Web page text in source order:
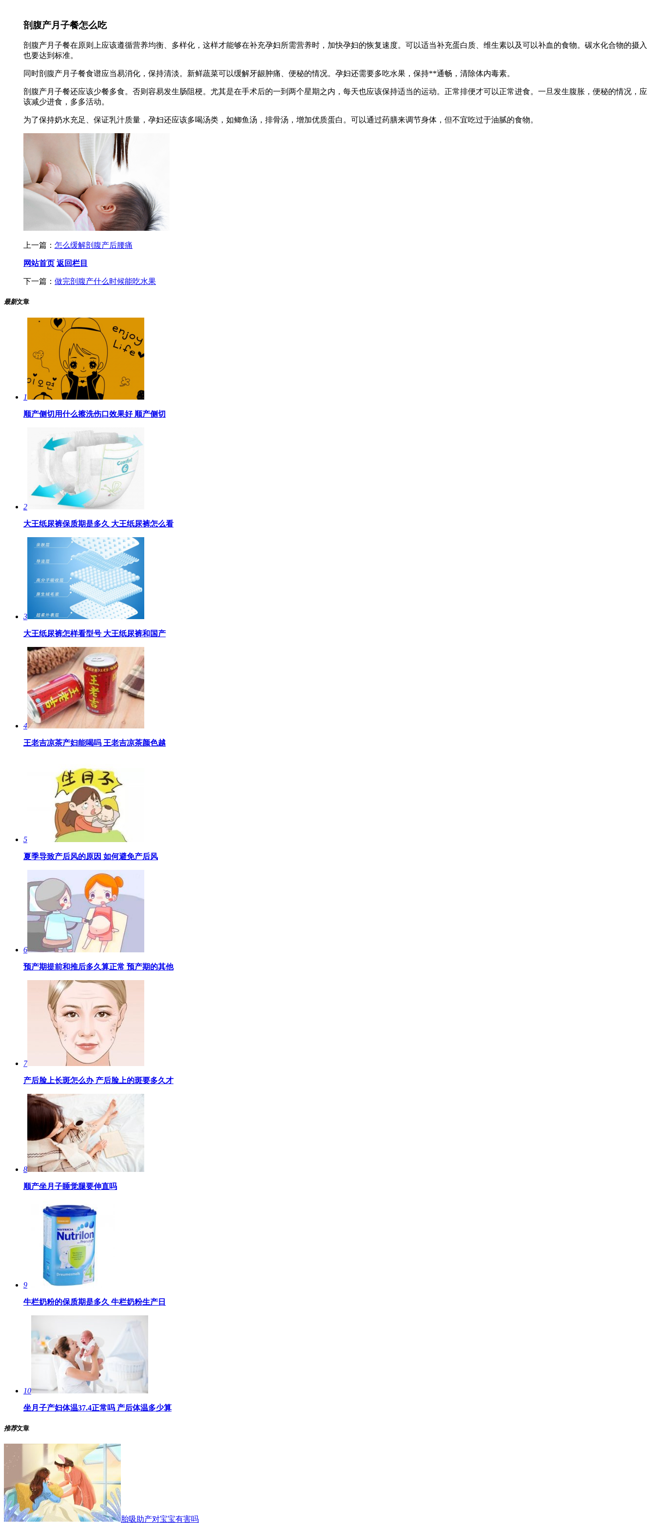
剖腹产月子餐怎么吃
剖腹产月子餐在原则上应该遵循营养均衡、多样化，这样才能够在补充孕妇所需营养时，加快孕妇的恢复速度。可以适当补充蛋白质、维生素以及可以补血的食物。碳水化合物的摄入
也要达到标准。
同时剖腹产月子餐食谱应当易消化，保持清淡。新鲜蔬菜可以缓解牙龈肿痛、便秘的情况。孕妇还需要多吃水果，保持**通畅，清除体内毒素。
剖腹产月子餐还应该少餐多食。否则容易发生肠阻梗。尤其是在手术后的一到两个星期之内，每天也应该保持适当的运动。正常排便才可以正常进食。一旦发生腹胀，便秘的情况，应
该减少进食，多多活动。
为了保持奶水充足、保证乳汁质量，孕妇还应该多喝汤类，如鲫鱼汤，排骨汤，增加优质蛋白。可以通过药膳来调节身体，但不宜吃过于油腻的食物。
上一篇： 怎么缓解剖腹产后腰痛
网站首页 返回栏目
下一篇： 做完剖腹产什么时候能吃水果
最新文章
1
顺产侧切用什么擦洗伤口效果好 ​顺产侧切
2
大王纸尿裤保质期是多久 大王纸尿裤怎么看
3
大王纸尿裤怎样看型号​ 大王纸尿裤和国产
4
王老吉凉茶产妇能喝吗 ​王老吉凉茶颜色越
5
夏季导致产后风的原因 如何避免产后风
6
预产期提前和推后多久算正常 预产期的其他
7
产后脸上长斑怎么办 产后脸上的斑要多久才
8
顺产坐月子睡觉腿要伸直吗
9
牛栏奶粉的保质期是多久 ​牛栏奶粉生产日
10
坐月子产妇体温37.4正常吗 ​产后体温多少算
推荐文章
胎吸助产对宝宝有害吗